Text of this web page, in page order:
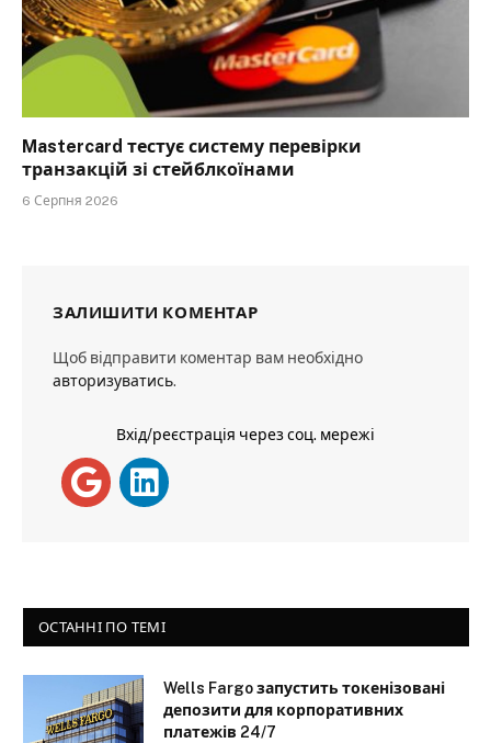
Mastercard тестує систему перевірки
транзакцій зі стейблкоїнами
6 Серпня 2026
ЗАЛИШИТИ КОМЕНТАР
Щоб відправити коментар вам необхідно
авторизуватись.
Вхід/реєстрація через соц. мережі
ОСТАННІ ПО ТЕМІ
Wells Fargo запустить токенізовані
депозити для корпоративних
платежів 24/7